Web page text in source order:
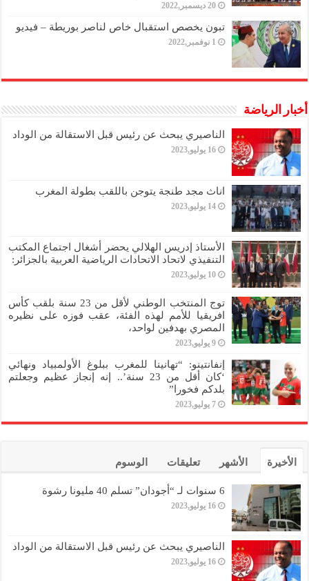
20 ديسمبر,2022
تبون يخصص استقبال خاص لناصر بوريطة – فيديو
1 نوفمبر,2022
أخبار الرياضة
الناصيري يبحث عن رئيس قبل الاستقالة من الوداد
16 يوليو,2023
اناث مجد طنجة يتوجن باللقب بطولة المغرب
14 يوليو,2023
الأستاذ إدريس الهلالي يحضر أشغال اجتماع المكتب
التنفيذي لاتحاد الاتحادات الرياضية العربية بالجزائر:
10 يوليو,2023
توج المنتخب الوطني لأقل من 23 سنة بلقب كأس
افريقيا للأمم لهذه الفئة، عقب فوزه على نظيره
المصري بهدفين لواحد،
9 يوليو,2023
إنفانتينو: “تهانينا للمغرب ببلوغ الأولمبياد ونهائي
‘كان أقل من 23 سنة’.. إنه إنجاز عظيم وجعلتم
بلدكم فخورا”
7 يوليو,2023
الأخيرة الأشهر تعليقات الوسوم
6 سنوات لـ “أجودان” تسلم 40 مليونا رشوة
16 يوليو,2023
الناصيري يبحث عن رئيس قبل الاستقالة من الوداد
16 يوليو,2023